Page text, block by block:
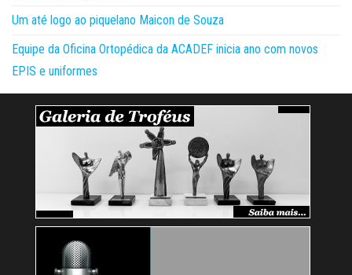
Um até logo ao piquelano Maicon de Souza
Equipe da Oficina Ortopédica da ACADEF inicia ano com novos
EPIS e uniformes